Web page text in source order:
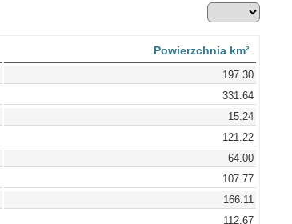
Powierzchnia km²
197.30
331.64
15.24
121.22
64.00
107.77
166.11
112.67